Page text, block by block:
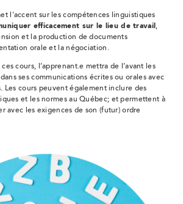
l'accent sur les compétences linguistiques
efficacement sur le lieu de travail ,
et la production de documents
orale et la négociation.
ces cours, l’apprenant.e mettra de l’avant les
ses communications écrites ou orales avec
Les cours peuvent également inclure des
et les normes au Québec; et permettent à
avec les exigences de son (futur) ordre